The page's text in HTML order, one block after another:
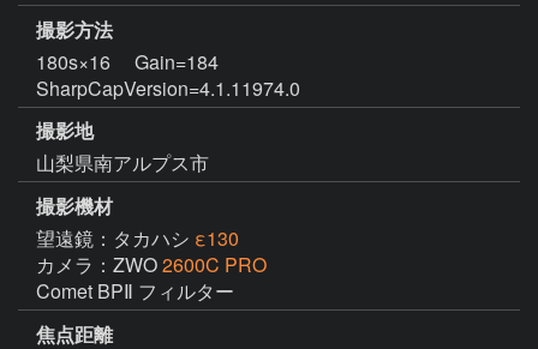
撮影方法
180s×16 Gain=184
SharpCapVersion=4.1.11974.0
撮影地
山梨県南アルプス市
撮影機材
望遠鏡：タカハシ ε130
カメラ：ZWO2600C PRO
Comet BPⅡ フィルター
焦点距離